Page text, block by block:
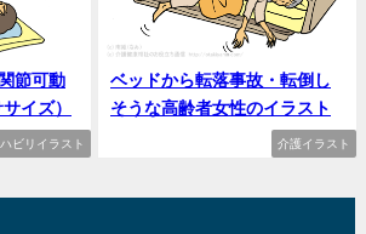
ハビリイラスト
節可動
イズ）
介護イラスト
ベッドから転落事故・転倒し
そうな高齢者女性のイラスト